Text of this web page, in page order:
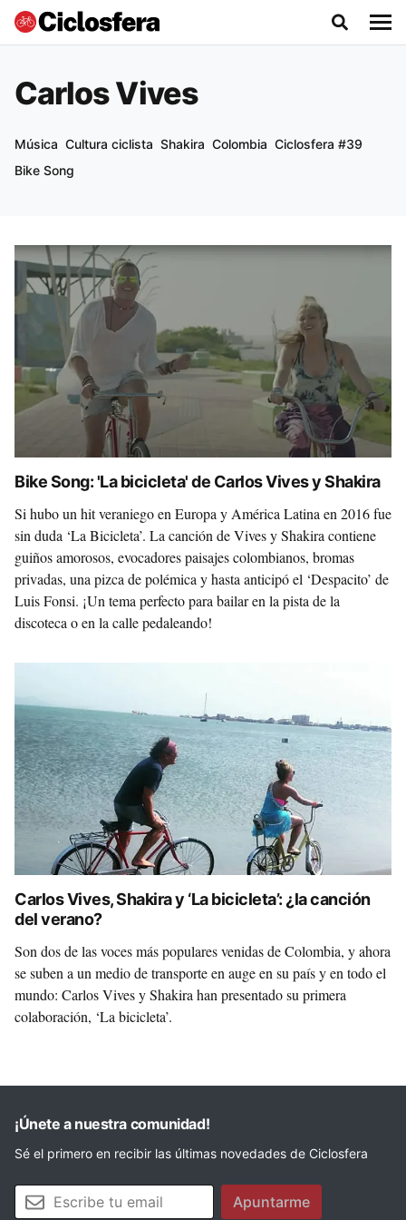
Carlos Vives
Música Cultura ciclista Shakira Colombia Ciclosfera #39
Bike Song
Bike Song: 'La bicicleta' de Carlos Vives y Shakira
Si hubo un hit veraniego en Europa y América Latina en 2016 fue
sin duda ‘La Bicicleta’. La canción de Vives y Shakira contiene
guiños amorosos, evocadores paisajes colombianos, bromas
privadas, una pizca de polémica y hasta anticipó el ‘Despacito’ de
Luis Fonsi. ¡Un tema perfecto para bailar en la pista de la
discoteca o en la calle pedaleando!
Carlos Vives, Shakira y ‘La bicicleta’: ¿la canción
del verano?
Son dos de las voces más populares venidas de Colombia, y ahora
se suben a un medio de transporte en auge en su país y en todo el
mundo: Carlos Vives y Shakira han presentado su primera
colaboración, ‘La bicicleta’.
¡Únete a nuestra comunidad!
Sé el primero en recibir las últimas novedades de Ciclosfera
Tu email Apuntarme